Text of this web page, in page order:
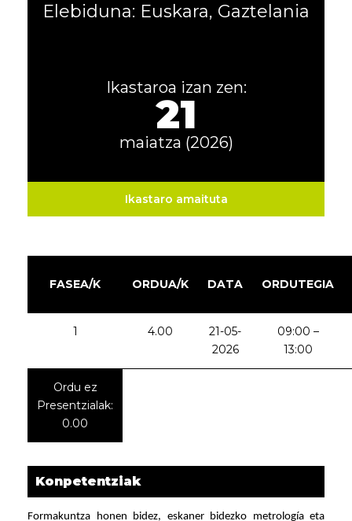
Elebiduna: Euskara, Gaztelania
Ikastaroa izan zen:
21
maiatza (2026)
Ikastaro amaituta
FASEA/K ORDUA/K DATA ORDUTEGIA
1 4.00
21-05-
2026
09:00 –
13:00
Ordu ez
Presentzialak:
0.00
Konpetentziak
Formakuntza honen bidez, eskaner bidezko metrología eta